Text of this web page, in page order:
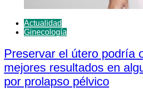
Actualidad
Ginecología
Preservar el útero podría
mejores resultados en
por prolapso pélvico